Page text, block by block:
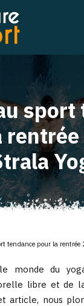
sport
tendance pour la rentrée
monde du
libre et de
article, nous